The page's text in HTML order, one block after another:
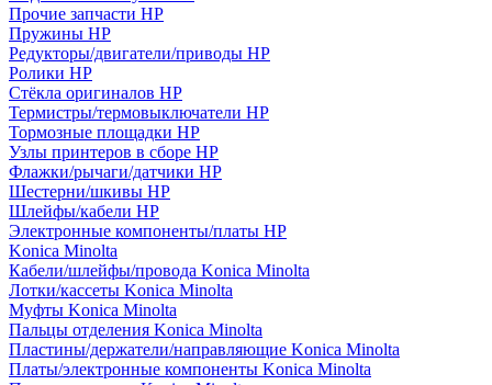
Прочие запчасти HP
Пружины HP
Редукторы/двигатели/приводы HP
Ролики HP
Стёкла оригиналов HP
Термистры/термовыключатели HP
Тормозные площадки HP
Узлы принтеров в сборе HP
Флажки/рычаги/датчики HP
Шестерни/шкивы HP
Шлейфы/кабели HP
Электронные компоненты/платы HP
Konica Minolta
Кабели/шлейфы/провода Konica Minolta
Лотки/кассеты Konica Minolta
Муфты Konica Minolta
Пальцы отделения Konica Minolta
Пластины/держатели/направляющие Konica Minolta
Платы/электронные компоненты Konica Minolta